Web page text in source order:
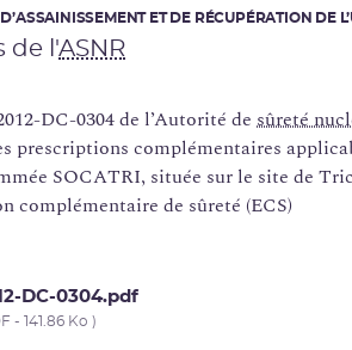
ET DE RÉCUPÉRATION DE
de l'ASNR
DC-0304 de l’Autorité de sûreté
prescriptions complémentaires
SOCATRI, située sur le site de
complémentaire de sûreté (ECS)
DC-0304.pdf
- 141.86 Ko )